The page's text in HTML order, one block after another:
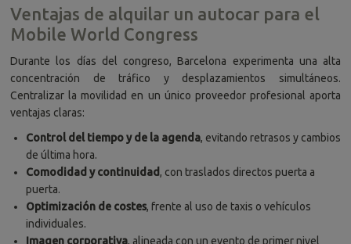
Ventajas de alquilar un autocar para el
Mobile World Congress
Durante los días del congreso, Barcelona experimenta una alta
concentración de tráfico y desplazamientos simultáneos.
Centralizar la movilidad en un único proveedor profesional aporta
ventajas claras:
Control del tiempo y de la agenda, evitando retrasos y cambios
de última hora.
Comodidad y continuidad, con traslados directos puerta a
puerta.
Optimización de costes, frente al uso de taxis o vehículos
individuales.
Imagen corporativa, alineada con un evento de primer nivel